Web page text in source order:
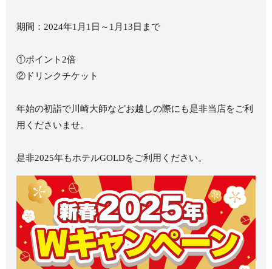
期間：2024年1月1日～1月13日まで
①ポイント2倍
②ドリンクチケット
年始の初詣で川崎大師などお越しの際にも是非当店をご利
用くださいませ。
是非2025年もホテルGOLDをご利用ください。